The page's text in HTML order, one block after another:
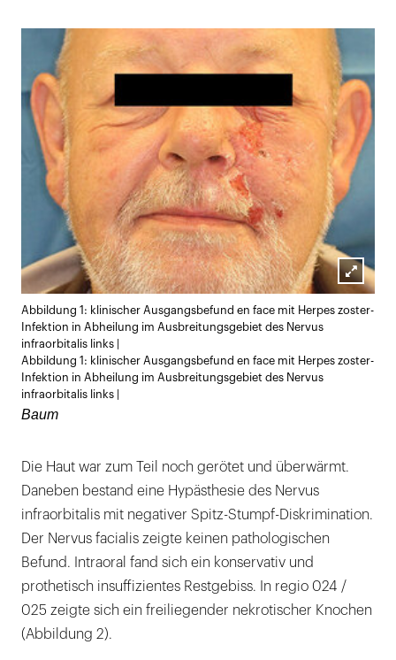
öffnen
Abbildung 1: klinischer Ausgangsbefund en face mit Herpes zoster-
Infektion in Abheilung im Ausbreitungsgebiet des Nervus
infraorbitalis links |
Abbildung 1: klinischer Ausgangsbefund en face mit Herpes zoster-
Infektion in Abheilung im Ausbreitungsgebiet des Nervus
infraorbitalis links |
Baum
Die Haut war zum Teil noch gerötet und überwärmt.
Daneben bestand eine Hypästhesie des Nervus
infraorbitalis mit negativer Spitz-Stumpf-Diskrimination.
Der Nervus facialis zeigte keinen pathologischen
Befund. Intraoral fand sich ein konservativ und
prothetisch insuffizientes Restgebiss. In regio 024 /
025 zeigte sich ein freiliegender nekrotischer Knochen
(Abbildung 2).